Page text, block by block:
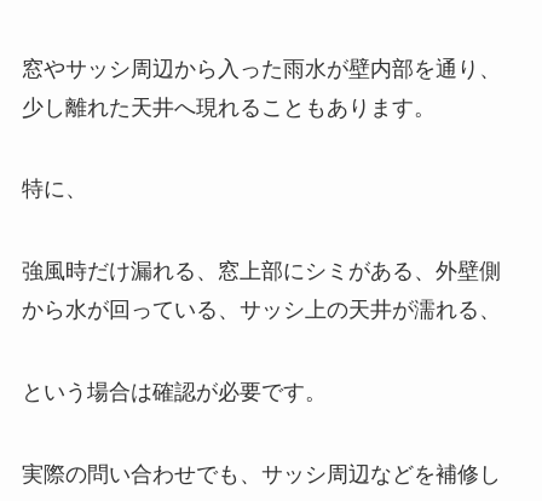
窓やサッシ周辺から入った雨水が壁内部を通り、
少し離れた天井へ現れることもあります。
特に、
強風時だけ漏れる、窓上部にシミがある、外壁側
から水が回っている、サッシ上の天井が濡れる、
という場合は確認が必要です。
実際の問い合わせでも、サッシ周辺などを補修し